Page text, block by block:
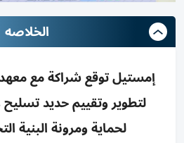
الخلاصه
إمستيل توقع شراكة مع معهد
لحماية ومرونة البنية